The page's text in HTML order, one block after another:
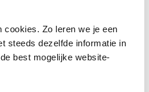
cookies. Zo leren we je een
steeds dezelfde informatie in
best mogelijke website-
| 360°
WILKINS | HEAD-UP
| STOEL-
Automaat